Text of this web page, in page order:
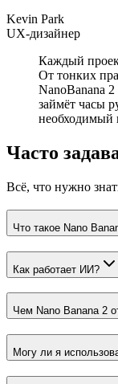
Kevin Park
UX-дизайнер
Каждый
От тонких
NanoBanana 2
займёт часы
необходимый
Часто
Всё, что нужно
Что такое Nano
Как работает ИИ?
Чем Nano Banana 2
Могу ли я